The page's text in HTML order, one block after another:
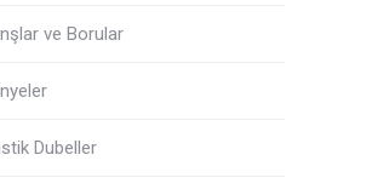
ve Borular
Dubeller